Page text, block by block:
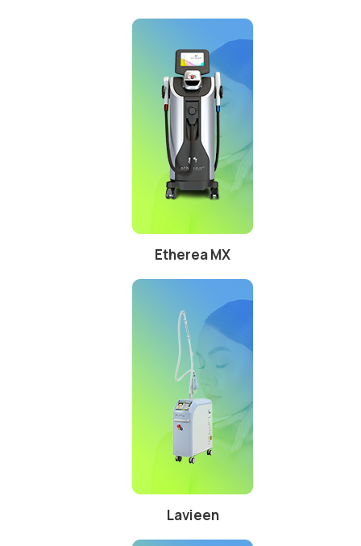
Etherea MX
Lavieen